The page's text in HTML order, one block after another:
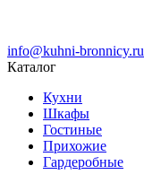
info@kuhni-bronnicy.ru
Каталог
Кухни
Шкафы
Гостиные
Прихожие
Гардеробные